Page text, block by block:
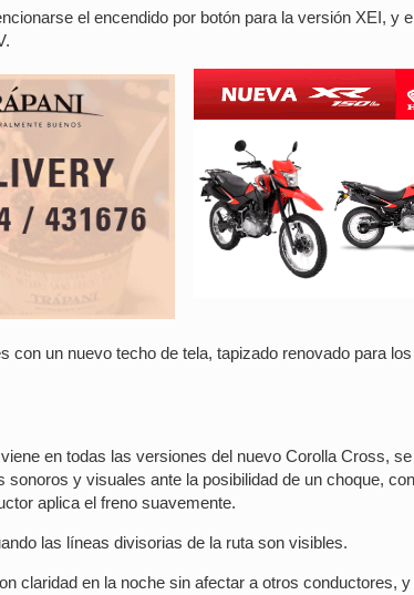
el encendido por botón para la versión XEI, y
con un nuevo techo de tela, tapizado renovado para
en todas las versiones del nuevo Corolla Cross,
y visuales ante la posibilidad de un choque,
aplica el freno suavemente.
las líneas divisorias de la ruta son visibles.
claridad en la noche sin afectar a otros conductores,